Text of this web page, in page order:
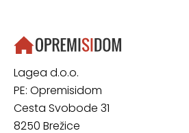
Lagea d.o.o.
PE: Opremisidom
Cesta Svobode 31
8250 Brežice